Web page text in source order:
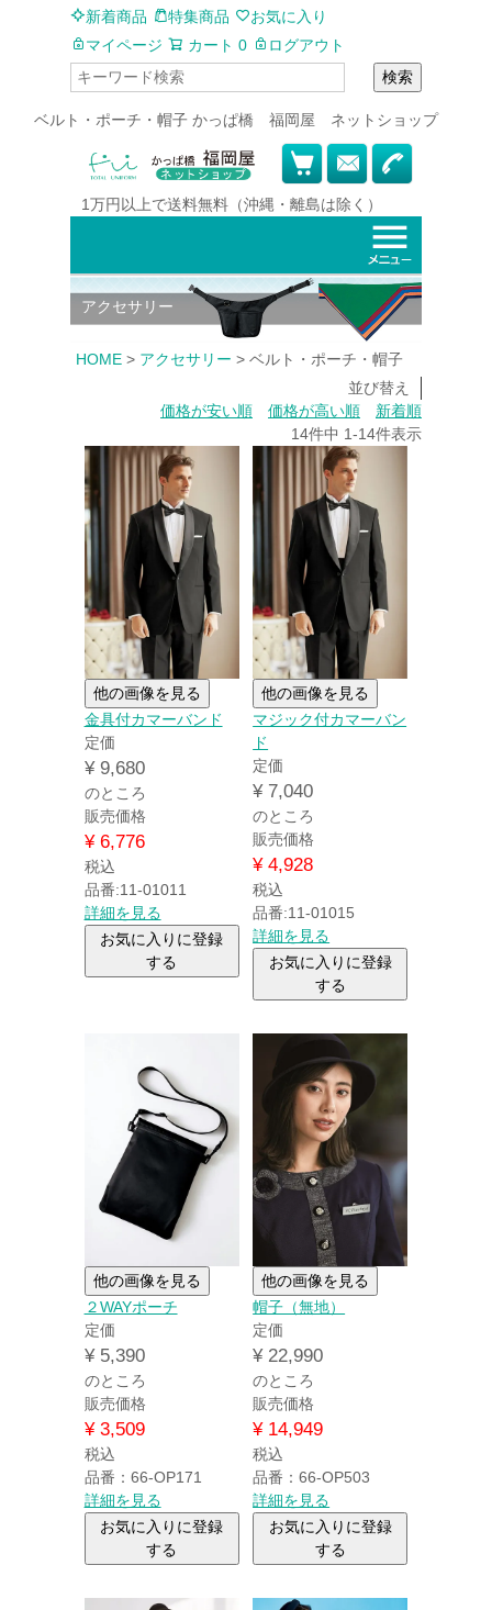
新着商品 特集商品
お気に入り
マイページ
カート 0
ログアウト
検索
ベルト・ポーチ・帽子 かっぱ橋 福岡屋 ネットショップ
1万円以上で送料無料 （沖縄・離島は除く）
アクセサリー
HOME アクセサリー
ベルト・ポーチ・帽子
並び替え
価格が安い順
価格が高い順
新着順
14件中 1-14件表示
他の画像を見る
金具付カマーバンド
定価
¥ 9,680
のところ
販売価格
¥ 6,776
税込
品番:11-01011
詳細を見る
お気に入りに登録
する
他の画像を見る
マジック付カマーバン
ド
定価
¥ 7,040
のところ
販売価格
¥ 4,928
税込
品番:11-01015
詳細を見る
お気に入りに登録
する
他の画像を見る
２WAYポーチ
定価
¥ 5,390
のところ
販売価格
¥ 3,509
税込
品番：66-OP171
詳細を見る
お気に入りに登録
する
他の画像を見る
帽子（無地）
定価
¥ 22,990
のところ
販売価格
¥ 14,949
税込
品番：66-OP503
詳細を見る
お気に入りに登録
する